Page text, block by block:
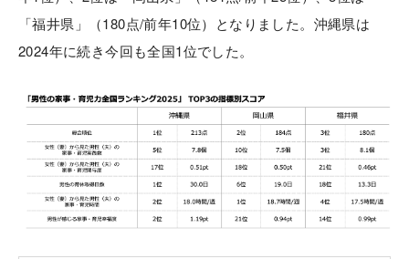
「福井県」（180点/前年10位）となりました。沖縄県は
2024年に続き今回も全国1位でした。